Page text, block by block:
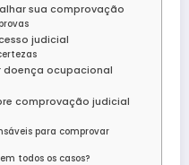
sua comprovação
judicial
doença ocupacional
comprovação judicial
para comprovar
todos os casos?